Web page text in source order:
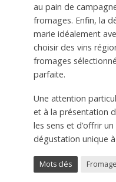
au pain de
fromages. Enfin, la
marie idéalement
choisir des vins
fromages
parfaite.
Une attention
et à la présentation
les sens et d’offrir
dégustation unique
Mots clés Fromage